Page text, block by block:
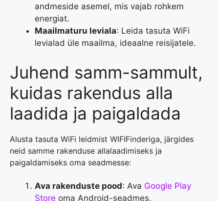
andmeside asemel, mis vajab rohkem
energiat.
Maailmaturu leviala: Leida tasuta WiFi
levialad üle maailma, ideaalne reisijatele.
Juhend samm-sammult,
kuidas rakendus alla
laadida ja paigaldada
Alusta tasuta WiFi leidmist WIFIFinderiga, järgides
neid samme rakenduse allalaadimiseks ja
paigaldamiseks oma seadmesse:
Ava rakenduste pood: Ava Google Play
Store oma Android-seadmes.